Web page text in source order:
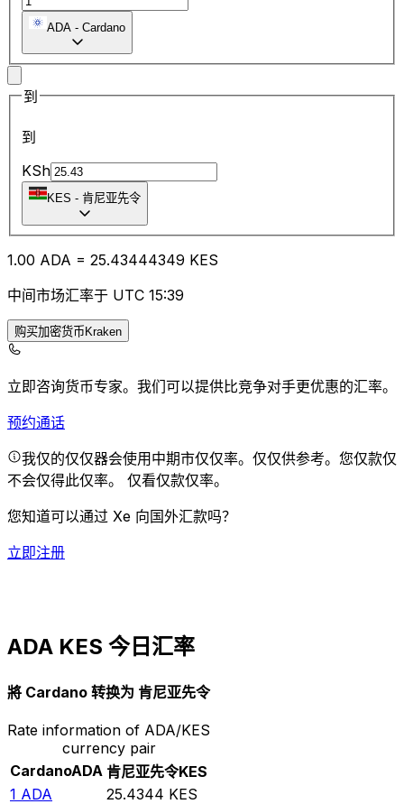
ADA - Cardano
到
到
KSh
KES - 肯尼亚先令
1.00 ADA = 25.43444349 KES
中间市场汇率于 UTC 15:39
购买加密货币Kraken
立即咨询货币专家。 我们可以提供比竞争对手更优惠的汇率。
预约通话
我仅的仅仅器会使用中期市仅仅率。仅仅供参考。您仅款仅
不会仅得此仅率。 仅看仅款仅率。
您知道可以通过 Xe 向国外汇款吗？
立即注册
ADA KES 今日汇率
將 Cardano 转换为 肯尼亚先令
Rate information of ADA/KES
currency pair
CardanoADA 肯尼亚先令KES
1 ADA 25.4344 KES